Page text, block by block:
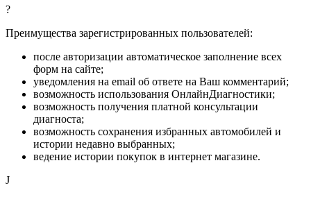
?
Преимущества зарегистрированных пользователей:
после авторизации автоматическое заполнение всех
форм на сайте;
уведомления на email об ответе на Ваш комментарий;
возможность использования ОнлайнДиагностики;
возможность получения платной консультации
диагноста;
возможность сохранения избранных автомобилей и
истории недавно выбранных;
ведение истории покупок в интернет магазине.
J